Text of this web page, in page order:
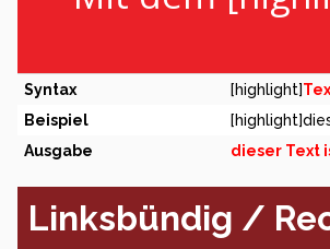
Syntax [highlight]
Beispiel
Ausgabe
dieser Text
Linksbündig /